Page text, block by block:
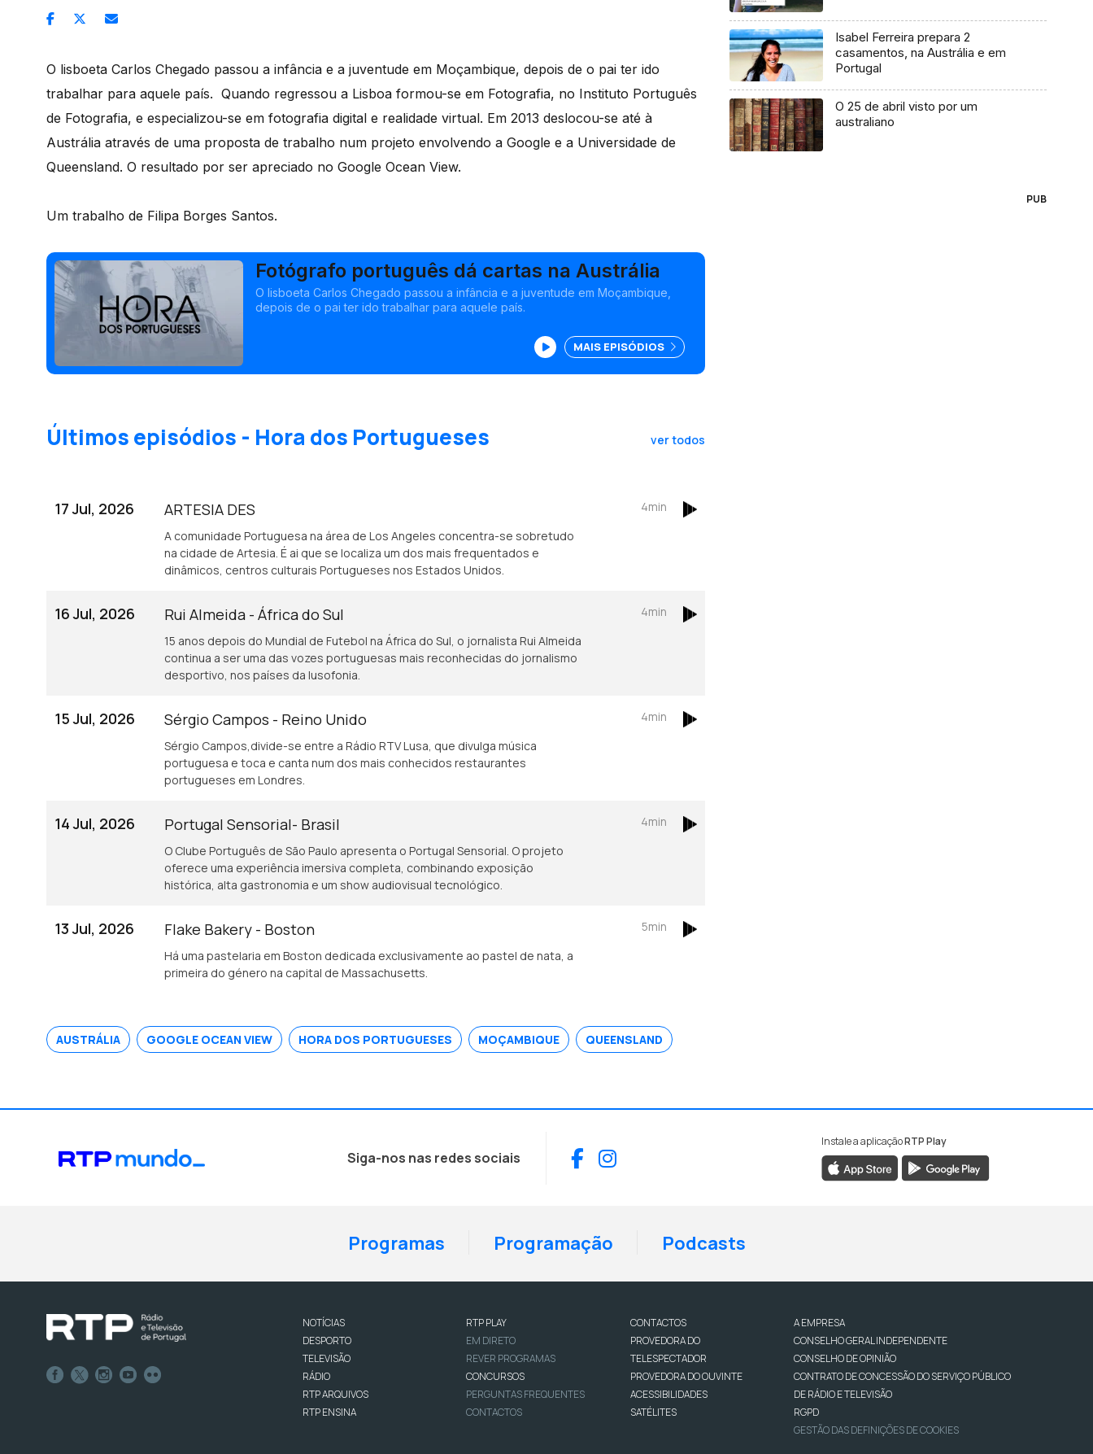
O lisboeta Carlos Chegado passou a infância e a juventude em Moçambique, depois de o pai ter ido
trabalhar para aquele país. Quando regressou a Lisboa formou-se em Fotografia, no Instituto Português
de Fotografia, e especializou-se em fotografia digital e realidade virtual. Em 2013 deslocou-se até à
Austrália através de uma proposta de trabalho num projeto envolvendo a Google e a Universidade de
Queensland. O resultado por ser apreciado no Google Ocean View.
Um trabalho de Filipa Borges Santos.
Fotógrafo português dá cartas na Austrália
O lisboeta Carlos Chegado passou a infância e a juventude em Moçambique,
depois de o pai ter ido trabalhar para aquele país.
MAIS EPISÓDIOS
Últimos episódios - Hora dos Portugueses ver todos
17 Jul, 2026 ARTESIA DES
A comunidade Portuguesa na área de Los Angeles concentra-se sobretudo
na cidade de Artesia. É ai que se localiza um dos mais frequentados e
dinâmicos, centros culturais Portugueses nos Estados Unidos.
4min
16 Jul, 2026 Rui Almeida - África do Sul
15 anos depois do Mundial de Futebol na África do Sul, o jornalista Rui Almeida
continua a ser uma das vozes portuguesas mais reconhecidas do jornalismo
desportivo, nos países da lusofonia.
4min
15 Jul, 2026 Sérgio Campos - Reino Unido
Sérgio Campos,divide-se entre a Rádio RTV Lusa, que divulga música
portuguesa e toca e canta num dos mais conhecidos restaurantes
portugueses em Londres.
4min
14 Jul, 2026 Portugal Sensorial- Brasil
O Clube Português de São Paulo apresenta o Portugal Sensorial. O projeto
oferece uma experiência imersiva completa, combinando exposição
histórica, alta gastronomia e um show audiovisual tecnológico.
4min
13 Jul, 2026 Flake Bakery - Boston
Há uma pastelaria em Boston dedicada exclusivamente ao pastel de nata, a
primeira do género na capital de Massachusetts.
5min
AUSTRÁLIA GOOGLE OCEAN VIEW HORA DOS PORTUGUESES MOÇAMBIQUE QUEENSLAND
Isabel Ferreira prepara 2
casamentos, na Austrália e em
Portugal
O 25 de abril visto por um
australiano
PUB
Siga-nos nas redes sociais Facebook
Instagram
Instale a aplicaçãoRTP Play
Programas Programação Podcasts
NOTÍCIAS
DESPORTO
TELEVISÃO
RÁDIO
RTP ARQUIVOS
RTP ENSINA
RTP PLAY
EM DIRETO
REVER PROGRAMAS
CONCURSOS
PERGUNTAS FREQUENTES
CONTACTOS
CONTACTOS
PROVEDORA DO
TELESPECTADOR
PROVEDORA DO OUVINTE
ACESSIBILIDADES
SATÉLITES
A EMPRESA
CONSELHO GERAL INDEPENDENTE
CONSELHO DE OPINIÃO
CONTRATO DE CONCESSÃO DO SERVIÇO PÚBLICO
DE RÁDIO E TELEVISÃO
RGPD
GESTÃO DAS DEFINIÇÕES DE COOKIES